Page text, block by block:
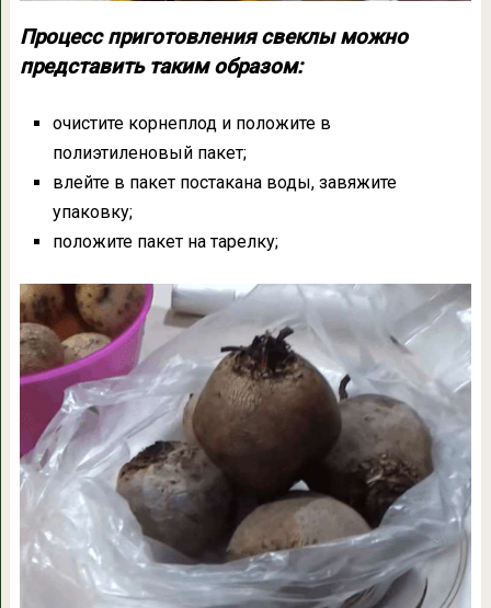
Процесс приготовления свеклы можно
представить таким образом:
очистите корнеплод и положите в
полиэтиленовый пакет;
влейте в пакет постакана воды, завяжите
упаковку;
положите пакет на тарелку;